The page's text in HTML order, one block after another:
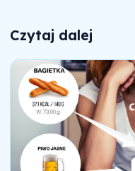
Czytaj dalej